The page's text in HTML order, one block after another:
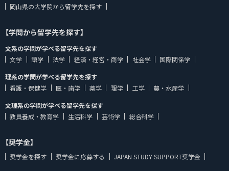
岡山県の大学院から留学先を探す
【学問から留学先を探す】
文系の学問が学べる留学先を探す
文学
語学 法学 経済・経営・商学 社会学
国際関係学
理系の学問が学べる留学先を探す
看護・保健学
医・歯学 薬学 理学 工学
農・水産学
文理系の学問が学べる留学先を探す
教員養成・教育学
生活科学 芸術学 総合科学
【奨学金】
奨学金を探す 奨学金に応募する JAPAN STUDY SUPPORT奨学金